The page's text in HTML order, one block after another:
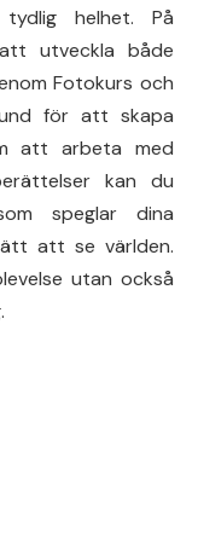
helhet. På
utveckla både
Fotokurs och
för att skapa
att arbeta med
kan du
speglar dina
att se världen.
utan också